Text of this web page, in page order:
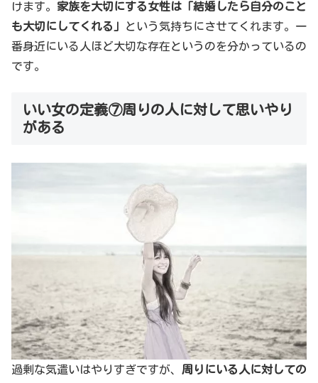
けます。 家族を大切にする女性は「結婚したら自分のこと
も大切にしてくれる」
という気持ちにさせてくれます。一
番身近にいる人ほど大切な存在というのを分かっているの
です。
いい女の定義⑦周りの人に対して思いやり
がある
過剰な気遣いはやりすぎですが、 周りにいる人に対しての